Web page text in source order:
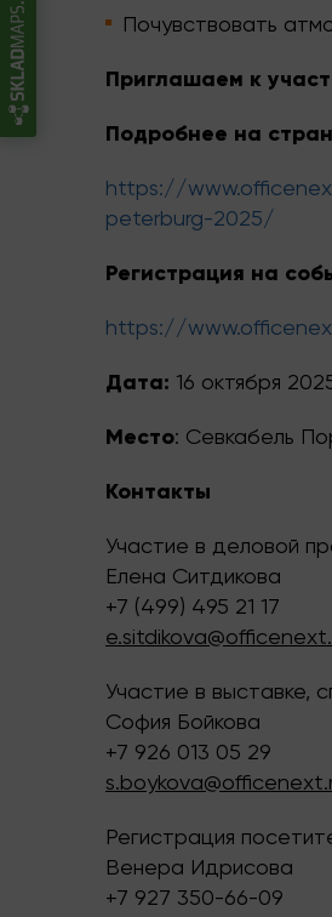
Почувствовать
Приглашаем к
Подробнее на
https://
peterburg-2025/
Регистрация на
https://
Дата: 16 октября
Место: Севкабель
Контакты
Участие в деловой
Елена Ситдикова
+7 (499) 495 21 17
Участие в выставке,
София Бойкова
+7 926 013 05 29
Регистрация
Венера Идрисова
+7 927 350-66-09